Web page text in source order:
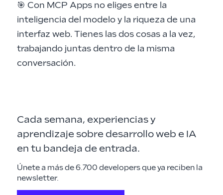
🎯 Con MCP Apps no eliges entre la
inteligencia del modelo y la riqueza de una
interfaz web. Tienes las dos cosas a la vez,
trabajando juntas dentro de la misma
conversación.
Cada semana, experiencias y
aprendizaje sobre desarrollo web e IA
en tu bandeja de entrada.
Únete a más de 6.700 developers que ya reciben la
newsletter.